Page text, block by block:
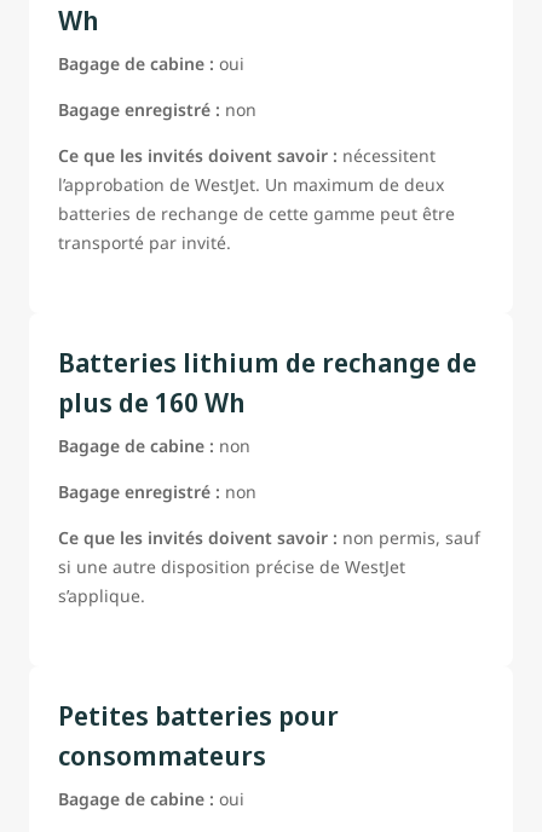
Wh
Bagage de cabine : oui
Bagage enregistré : non
Ce que les invités doivent savoir : nécessitent
l’approbation de WestJet. Un maximum de deux
batteries de rechange de cette gamme peut être
transporté par invité.
Batteries lithium de rechange de
plus de 160 Wh
Bagage de cabine : non
Bagage enregistré : non
Ce que les invités doivent savoir : non permis, sauf
si une autre disposition précise de WestJet
s’applique.
Petites batteries pour
consommateurs
Bagage de cabine : oui